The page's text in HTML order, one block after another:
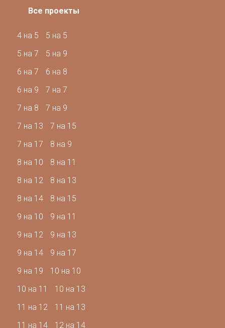
Все проекты
4 на 5
5 на 5
5 на 7
5 на 9
6 на 7
6 на 8
6 на 9
7 на 7
7 на 8
7 на 9
7 на 13
7 на 15
7 на 17
8 на 9
8 на 10
8 на 11
8 на 12
8 на 13
8 на 14
8 на 15
9 на 10
9 на 11
9 на 12
9 на 13
9 на 14
9 на 17
9 на 19
10 на 10
10 на 11
10 на 13
11 на 12
11 на 13
11 на 14
12 на 14